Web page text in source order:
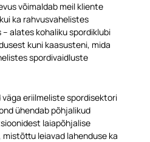
võimaldab meil kliente
ka rahvusvahelistes
alates kohaliku spordiklubi
kuni kaasusteni, mida
spordivaidluste
eriilmeliste spordisektori
ühendab põhjalikud
laiapõhjalise
leiavad lahenduse ka